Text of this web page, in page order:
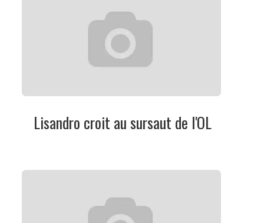
Lisandro croit au sursaut de l'OL